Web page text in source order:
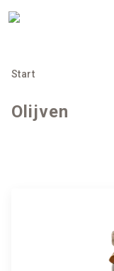
Start
Olijven